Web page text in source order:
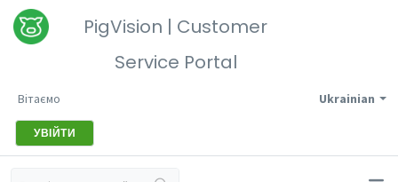
PigVision | Customer
Service Portal
Ukrainian
Вітаємо
УВІЙТИ